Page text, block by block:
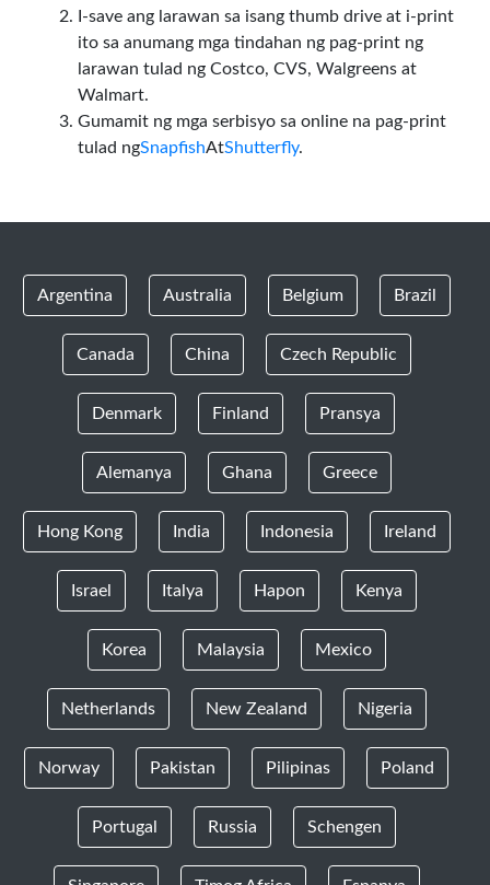
I-save ang larawan sa isang thumb drive at i-print
ito sa anumang mga tindahan ng pag-print ng
larawan tulad ng Costco, CVS, Walgreens at
Walmart.
Gumamit ng mga serbisyo sa online na pag-print
tulad ngSnapfishAtShutterfly.
Argentina Australia Belgium Brazil
Canada China Czech Republic
Denmark Finland Pransya
Alemanya Ghana Greece
Hong Kong India Indonesia Ireland
Israel Italya Hapon Kenya
Korea Malaysia Mexico
Netherlands New Zealand Nigeria
Norway Pakistan Pilipinas Poland
Portugal Russia Schengen